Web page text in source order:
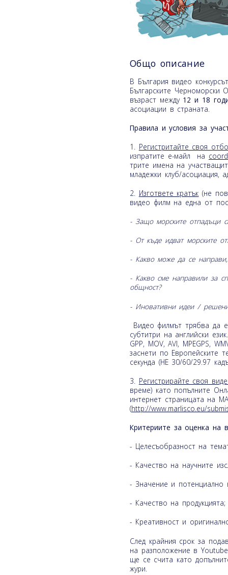
Общо описание
В България видео
Българските
възраст между 12 и 18
асоциации в страната.
Правила и условия за
1. Регистритайте своя
изпратите е-майл на
трите имена на
младежки клуб/асоциация,
2. Изгответе кратък (не
видео филм на една от
- Защо морските отпадъци
- От къде идват морските
- Какво може да се
- Какво сме направили за
общност?
- Иновативни идеи /
Видео филмът трябва да
субтитри на английски
GPP, MOV, AVI, MPEGPS,
заснети по Европейските
секунда (НЕ 30/60/29.97
3. Регистрирайте своя
време) като попълните
интернет страницата на
(http://www.marlisco.eu/
Критериите за оценка на
- Целесъобразност на
- Качество на научните
- Значение и потенциално
- Качество на продукцията;
- Креативност и
След крайния срок за
на разположение в
ще се счита като
жури.